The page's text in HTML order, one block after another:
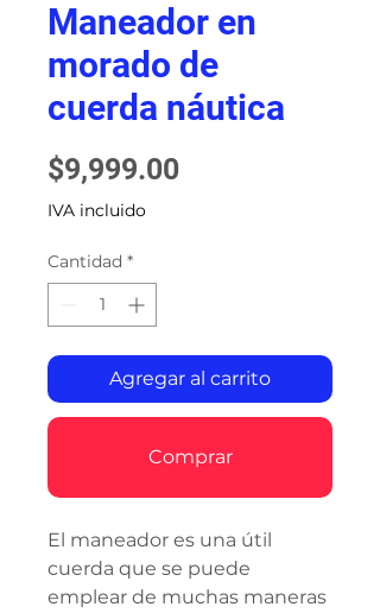
Maneador en
morado de
cuerda náutica
$9,999.00Precio
IVA incluido
Cantidad *
Agregar al carrito
Comprar
El maneador es una útil
cuerda que se puede
emplear de muchas maneras